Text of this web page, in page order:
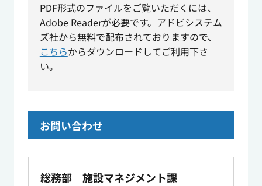
PDF形式のファイルをご覧いただくには、
Adobe Readerが必要です。アドビシステム
ズ社から無料で配布されておりますので、
こちらからダウンロードしてご利用下さ
い。
お問い合わせ
総務部 施設マネジメント課